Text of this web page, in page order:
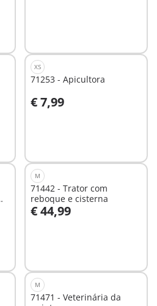
XS
71253 - Apicultora
€ 7,99
Ao carrinho
M
71442 - Trator com
reboque e cisterna
€ 44,99
Ao carrinho
M
71471 - Veterinária da